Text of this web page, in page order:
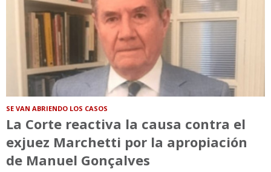
SE VAN ABRIENDO LOS CASOS
La Corte reactiva la causa contra el
exjuez Marchetti por la apropiación
de Manuel Gonçalves